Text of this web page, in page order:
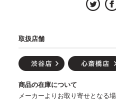
取扱店舗
商品の在庫について
メーカーよりお取り寄せとなる